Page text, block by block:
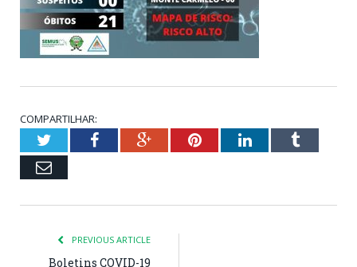
COMPARTILHAR:
TwitterFacebookGoogle+PinterestLinkedInTumblr
Email
PREVIOUS ARTICLE
Boletins COVID-19